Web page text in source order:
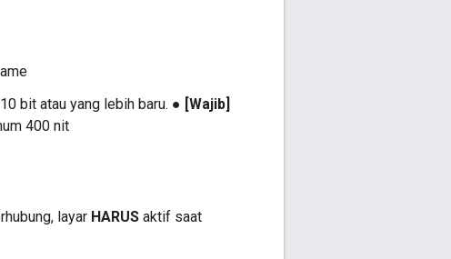
bit atau yang lebih baru. ● [Wajib]
400 nit
layar HARUS aktif saat